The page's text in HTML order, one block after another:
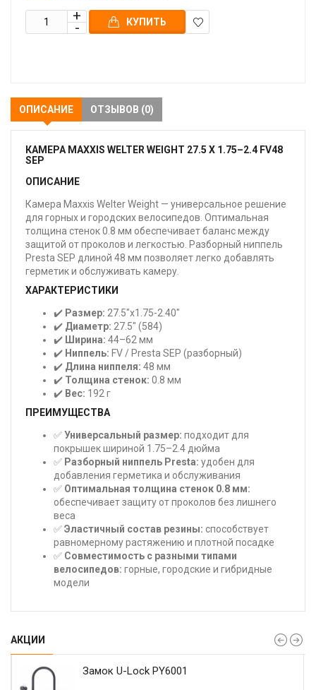
КУПИТЬ
ОПИСАНИЕ ОТЗЫВОВ (0)
КАМЕРА MAXXIS WELTER WEIGHT 27.5 X 1.75–2.4 FV48
SEP
ОПИСАНИЕ
Камера Maxxis Welter Weight — универсальное решение
для горных и городских велосипедов. Оптимальная
толщина стенок 0.8 мм обеспечивает баланс между
защитой от проколов и легкостью. Разборный ниппель
Presta SEP длиной 48 мм позволяет легко добавлять
герметик и обслуживать камеру.
ХАРАКТЕРИСТИКИ
✔️ Размер: 27.5"x1.75-2.40"
✔️ Диаметр: 27.5" (584)
✔️ Ширина: 44–62 мм
✔️ Ниппель: FV / Presta SEP (разборный)
✔️ Длина ниппеля: 48 мм
✔️ Толщина стенок: 0.8 мм
✔️ Вес: 192 г
ПРЕИМУЩЕСТВА
✅Универсальный размер: подходит для
покрышек шириной 1.75–2.4 дюйма
✅ Разборный ниппель Presta: удобен для
добавления герметика и обслуживания
✅ Оптимальная толщина стенок 0.8 мм:
обеспечивает защиту от проколов без лишнего
веса
✅Эластичный состав резины: способствует
равномерному растяжению и плотной посадке
✅ Совместимость с разными типами
велосипедов: горные, городские и гибридные
модели
АКЦИИ
Замок U-Lock PY6001